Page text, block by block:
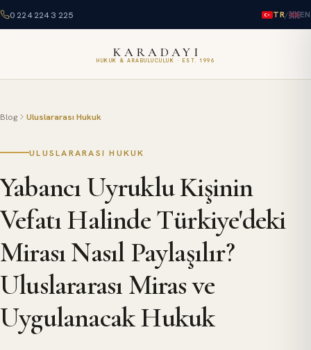
0 224 224 3 225 TR/ EN
KARADAYI
HUKUK & ARABULUCULUK · EST. 1996
Blog Uluslararası Hukuk
ULUSLARARASI HUKUK
Yabancı Uyruklu Kişinin
Vefatı Halinde Türkiye'deki
Mirası Nasıl Paylaşılır?
Uluslararası Miras ve
Uygulanacak Hukuk